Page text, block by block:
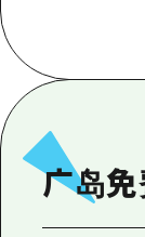
广岛